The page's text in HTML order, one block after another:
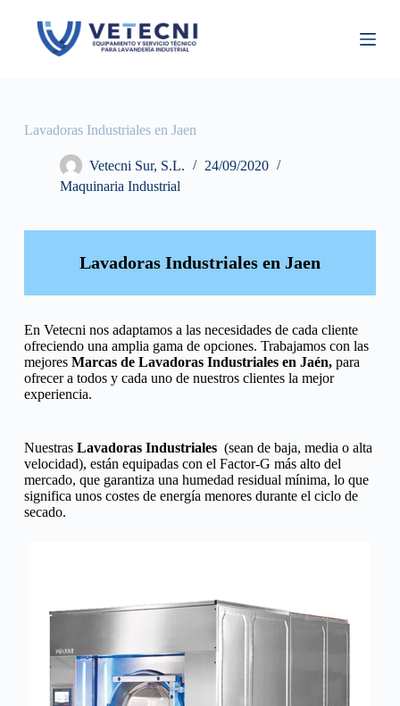
Lavadoras Industriales en Jaen
Vetecni Sur, S.L.
24/09/2020
Maquinaria Industrial
Lavadoras Industriales en Jaen
En Vetecni nos adaptamos a las necesidades de cada cliente
ofreciendo una amplia gama de opciones. Trabajamos con las
mejores Marcas de Lavadoras Industriales en Jaén,para
ofrecer a todos y cada uno de nuestros clientes la mejor
experiencia.
Nuestras Lavadoras Industriales(sean de baja, media o alta
velocidad), están equipadas con el Factor-G más alto del
mercado, que garantiza una humedad residual mínima, lo que
significa unos costes de energía menores durante el ciclo de
secado.